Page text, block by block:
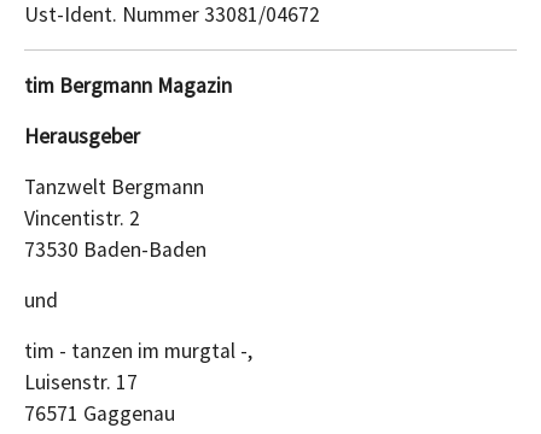
Ust-Ident. Nummer 33081/04672
tim Bergmann Magazin
Herausgeber
Tanzwelt Bergmann
Vincentistr. 2
73530 Baden-Baden
und
tim - tanzen im murgtal -,
Luisenstr. 17
76571 Gaggenau